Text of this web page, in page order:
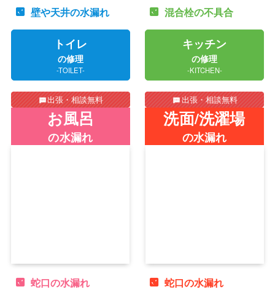
壁や天井の水漏れ
トイレ
の修理
-TOILET-
出張・相談無料
混合栓の不具合
キッチン
の修理
-KITCHEN-
出張・相談無料
お風呂
の水漏れ
蛇口の水漏れ
洗面/洗濯場
の水漏れ
蛇口の水漏れ